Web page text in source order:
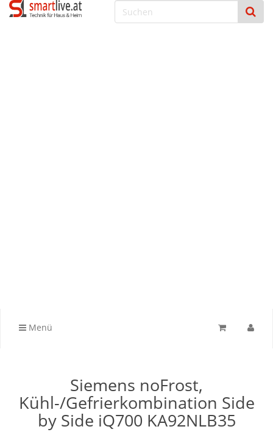
Menü
Siemens noFrost,
Kühl-/Gefrierkombination Side
by Side iQ700 KA92NLB35